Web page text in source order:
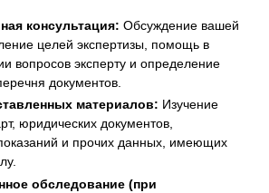
консультация: Обсуждение вашей
целей экспертизы, помощь в
вопросов эксперту и определение
документов.
материалов: Изучение
юридических документов,
и прочих данных, имеющих
обследование (при